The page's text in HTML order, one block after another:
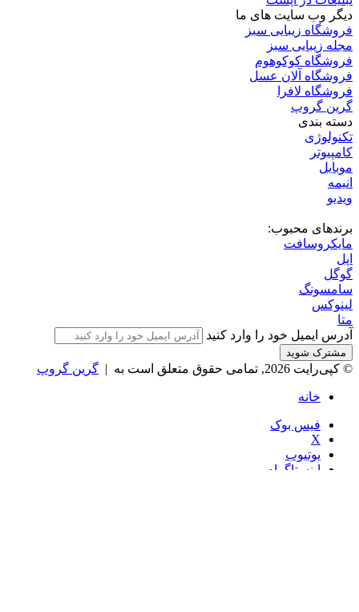
مصرف می‌کنند؛ راه‌حل در راه است
2 هفته پیش
درباره اپست
اپست | اخبار فناوری، موبایل، لپ‌تاپ و تکنولوژی روز
اپست (Appest) رسانه تخصصی اخبار و آموزش فناوری اطلاعات؛
جدیدترین اخبار موبایل، لپ‌تاپ، کامپیوتر، نرم‌افزارها، هوش
مصنوعی و گجت‌های روز دنیا.
فهرست سفارشی
درباره اپست
تماس با ما
تبلیغات در اپست
دیگر وب سایت های ما
فروشگاه زیبایی سبز
مجله زیبایی سبز
فروشگاه کوکوهوم
فروشگاه لافرا
گرین گروپ
دسته بندی
تکنولوژی